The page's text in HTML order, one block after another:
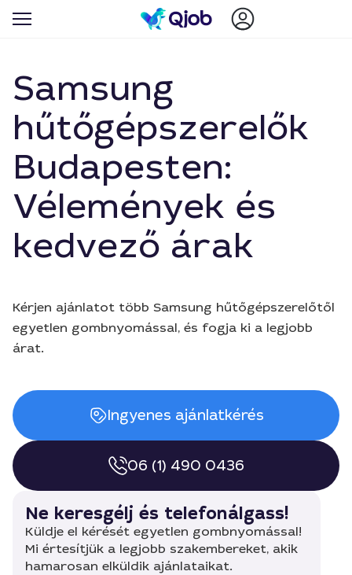
Samsung
hűtőgépszerelők
Budapesten:
Vélemények és
kedvező árak
Kérjen ajánlatot több Samsung hűtőgépszerelőtől
egyetlen gombnyomással, és fogja ki a legjobb
árat.
Ingyenes ajánlatkérés
06 (1) 490 0436
Ne keresgélj és telefonálgass!
Küldje el kérését egyetlen gombnyomással!
Mi értesítjük a legjobb szakembereket, akik
hamarosan elküldik ajánlataikat.